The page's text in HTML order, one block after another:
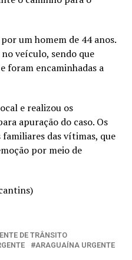
um homem de 44 anos.
veículo, sendo que
foram encaminhadas a
e realizou os
apuração do caso. Os
das vítimas, que
por meio de
DE TRÂNSITO
ARAGUAÍNA URGENTE